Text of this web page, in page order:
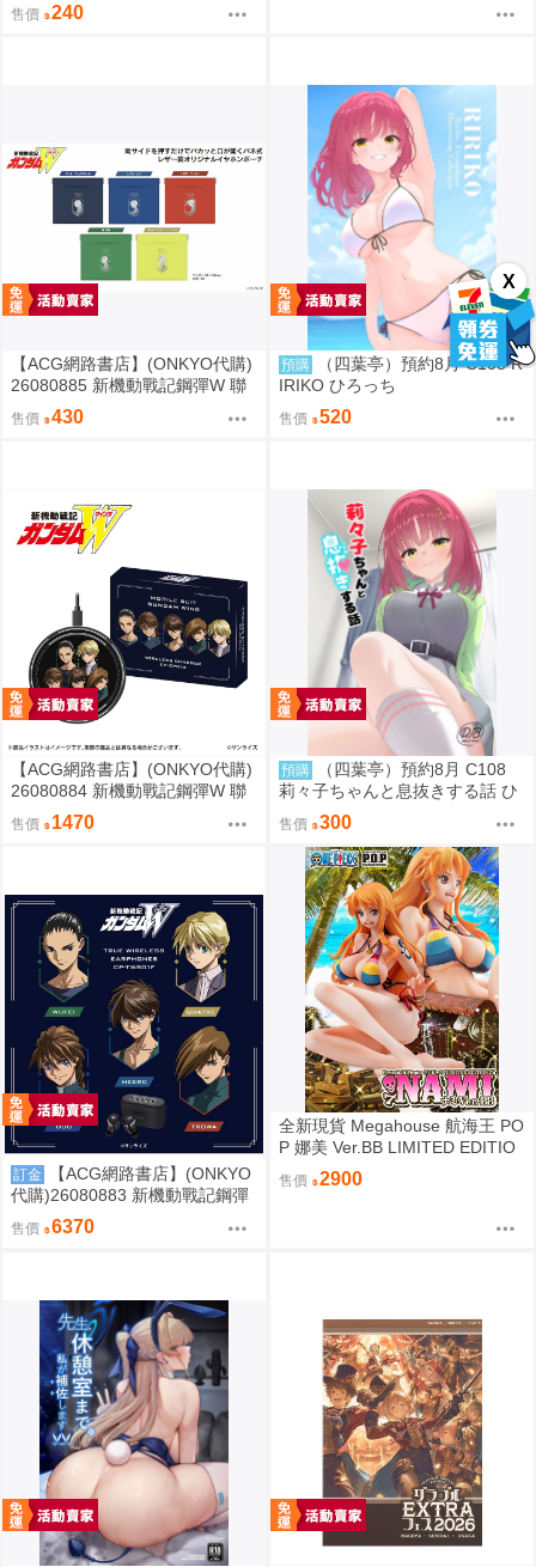
X
售價 240
【ACG網路書店】(ONKYO代購)
26080885 新機動戰記鋼彈W 聯
名耳機 收納包
售價 430
預購
（四葉亭）預約8月 C108 R
IRIKO ひろっち
售價 520
【ACG網路書店】(ONKYO代購)
26080884 新機動戰記鋼彈W 聯
名耳機 專屬充電器
售價 1470
預購
（四葉亭）預約8月 C108
莉々子ちゃんと息抜きする話 ひ
ろっち
售價 300
訂金
【ACG網路書店】(ONKYO
代購)26080883 新機動戰記鋼彈
W 聯名耳機 CP-TWS01F
售價 6370
全新現貨 Megahouse 航海王 PO
P 娜美 Ver.BB LIMITED EDITIO
N PVC
售價 2900